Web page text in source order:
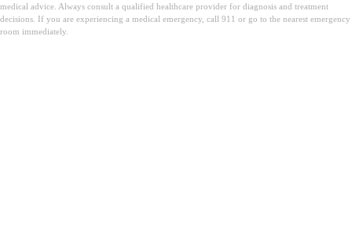
medical advice. Always consult a qualified healthcare provider for diagnosis and treatment
decisions. If you are experiencing a medical emergency, call 911 or go to the nearest emergency
room immediately.